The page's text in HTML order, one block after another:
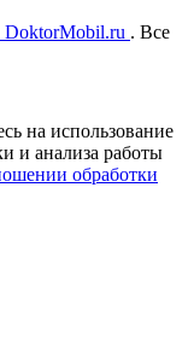
DoktorMobil.ru . Все
на использование
и анализа работы
обработки